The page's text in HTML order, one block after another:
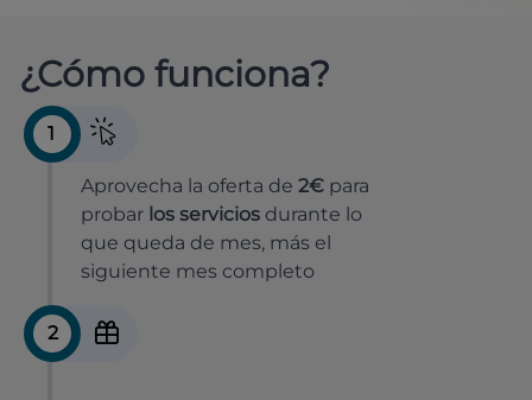
¿Cómo funciona?
1
Aprovecha la oferta de 2€ para
probar los servicios durante lo
que queda de mes, más el
siguiente mes completo
2